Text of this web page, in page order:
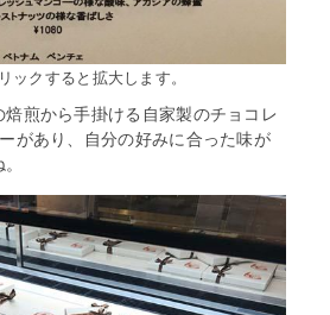
ックすると拡大します。
煎から手掛ける自家製のチョコレ
があり、自分の好みに合った味が